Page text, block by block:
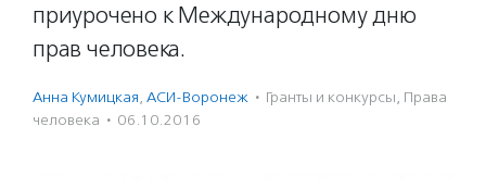
приурочено к Международному дню
прав человека.
Анна Кумицкая, АСИ-Воронеж · Гранты и конкурсы, Права
человека · 06.10.2016